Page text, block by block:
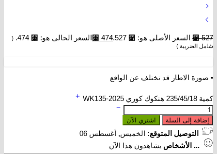
⃁527 السعر الأصلي هو: ⃁ 527. ⃁ 474 السعر الحالي هو: ⃁ 474.
(
شامل الضريبة )
• صورة الاطار قد تختلف عن الواقع
كمية 235/45/18 هنكوك كوري WK135-2025
إضافة إلى السلة اشتري الآن
التوصيل المتوقع:
الخميس, أغسطس 06
...
الأشخاص يشاهدون هذا الآن